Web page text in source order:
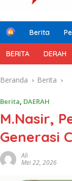
H
m
e
Berita
BERITA DERAH
Beranda Berita
Berita, DAERAH
M.Nasir,
Generasi
Ali
Mei 22, 2026